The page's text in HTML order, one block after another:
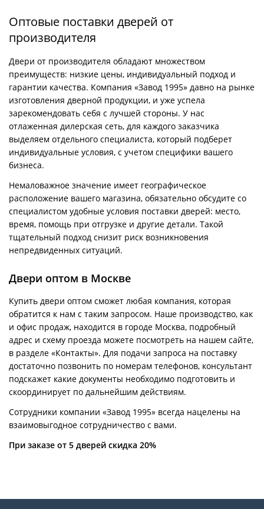
Оптовые поставки дверей от
производителя
Двери от производителя обладают множеством
преимуществ: низкие цены, индивидуальный подход и
гарантии качества. Компания «Завод 1995» давно на рынке
изготовления дверной продукции, и уже успела
зарекомендовать себя с лучшей стороны. У нас
отлаженная дилерская сеть, для каждого заказчика
выделяем отдельного специалиста, который подберет
индивидуальные условия, с учетом специфики вашего
бизнеса.
Немаловажное значение имеет географическое
расположение вашего магазина, обязательно обсудите со
специалистом удобные условия поставки дверей: место,
время, помощь при отгрузке и другие детали. Такой
тщательный подход снизит риск возникновения
непредвиденных ситуаций.
Двери оптом в Москве
Купить двери оптом сможет любая компания, которая
обратится к нам с таким запросом. Наше производство, как
и офис продаж, находится в городе Москва, подробный
адрес и схему проезда можете посмотреть на нашем сайте,
в разделе «Контакты». Для подачи запроса на поставку
достаточно позвонить по номерам телефонов, консультант
подскажет какие документы необходимо подготовить и
скоординирует по дальнейшим действиям.
Сотрудники компании «Завод 1995» всегда нацелены на
взаимовыгодное сотрудничество с вами.
При заказе от 5 дверей скидка 20%